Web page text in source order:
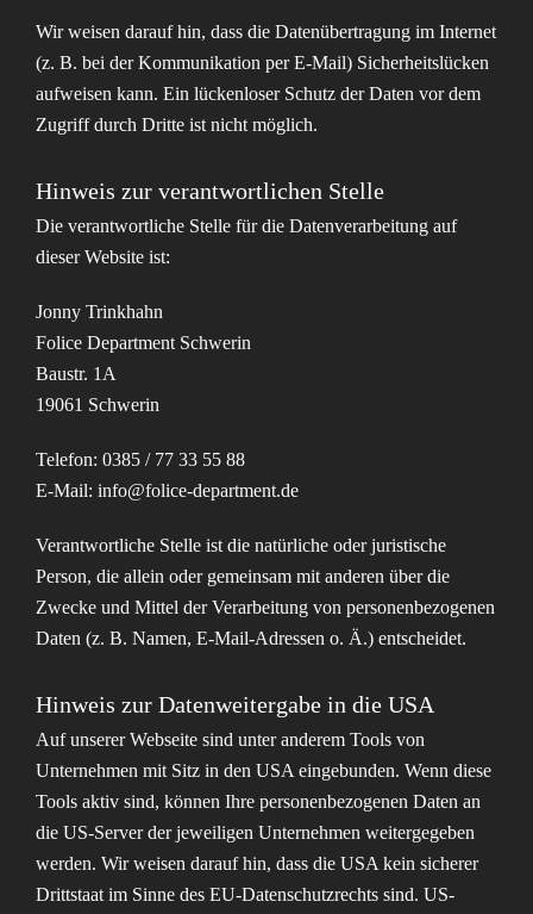
Wir weisen darauf hin, dass die Datenübertragung im Internet
(z. B. bei der Kommunikation per E-Mail) Sicherheitslücken
aufweisen kann. Ein lückenloser Schutz der Daten vor dem
Zugriff durch Dritte ist nicht möglich.
Hinweis zur verantwortlichen Stelle
Die verantwortliche Stelle für die Datenverarbeitung auf
dieser Website ist:
Jonny Trinkhahn
Folice Department Schwerin
Baustr. 1A
19061 Schwerin
Telefon: 0385 / 77 33 55 88
E-Mail: info@folice-department.de
Verantwortliche Stelle ist die natürliche oder juristische
Person, die allein oder gemeinsam mit anderen über die
Zwecke und Mittel der Verarbeitung von personenbezogenen
Daten (z. B. Namen, E-Mail-Adressen o. Ä.) entscheidet.
Hinweis zur Datenweitergabe in die USA
Auf unserer Webseite sind unter anderem Tools von
Unternehmen mit Sitz in den USA eingebunden. Wenn diese
Tools aktiv sind, können Ihre personenbezogenen Daten an
die US-Server der jeweiligen Unternehmen weitergegeben
werden. Wir weisen darauf hin, dass die USA kein sicherer
Drittstaat im Sinne des EU-Datenschutzrechts sind. US-